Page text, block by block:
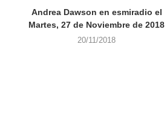
Andrea Dawson en esmiradio el
Martes, 27 de Noviembre de 2018
20/11/2018